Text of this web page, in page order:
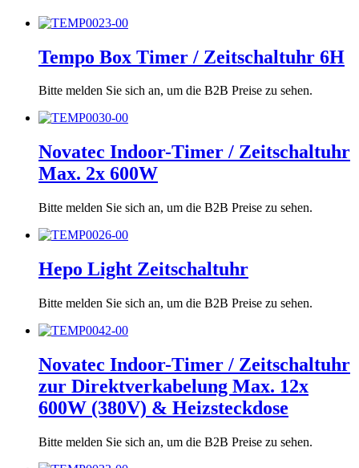
Tempo Box Timer / Zeitschaltuhr 6H
Bitte melden Sie sich an, um die B2B Preise zu sehen.
Novatec Indoor-Timer / Zeitschaltuhr
Max. 2x 600W
Bitte melden Sie sich an, um die B2B Preise zu sehen.
Hepo Light Zeitschaltuhr
Bitte melden Sie sich an, um die B2B Preise zu sehen.
Novatec Indoor-Timer / Zeitschaltuhr
zur Direktverkabelung Max. 12x
600W (380V) & Heizsteckdose
Bitte melden Sie sich an, um die B2B Preise zu sehen.